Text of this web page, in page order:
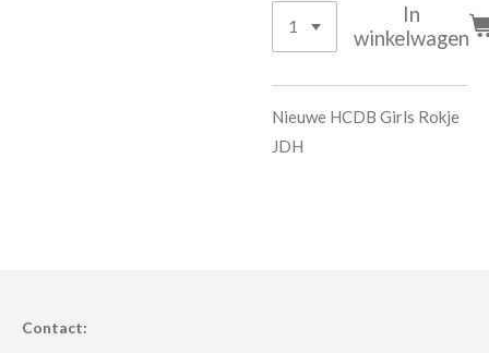
In
winkelwagen
Nieuwe HCDB Girls Rokje
JDH
Contact: